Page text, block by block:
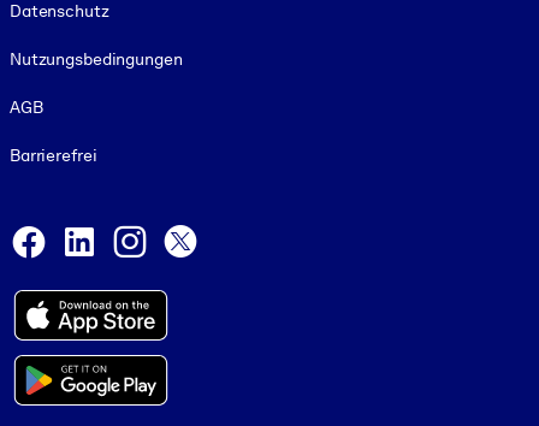
Datenschutz
Nutzungsbedingungen
AGB
Barrierefrei
Facebook
LinkedInInstagram